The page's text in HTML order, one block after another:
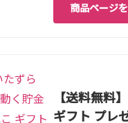
商品ページ
【送料無料
ギフト プレ